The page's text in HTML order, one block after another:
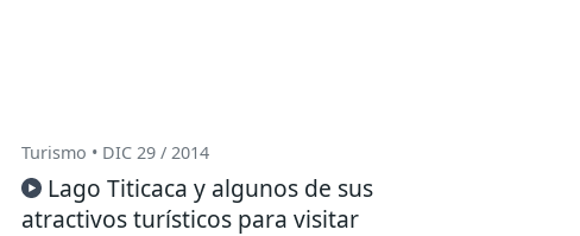
Turismo • DIC 29 / 2014
Lago Titicaca y algunos de sus
atractivos turísticos para visitar